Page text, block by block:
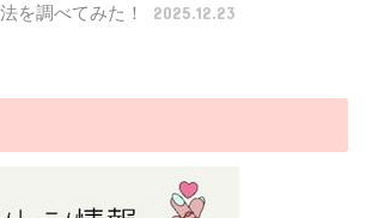
を調べてみた！
2025.12.23